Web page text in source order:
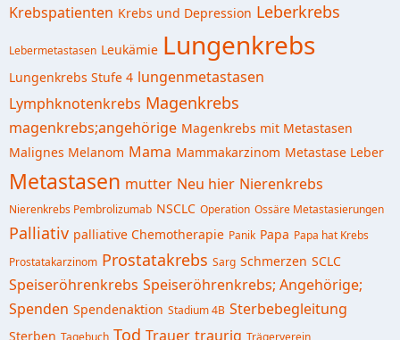
Krebspatienten Krebs und Depression Leberkrebs
Lebermetastasen Leukämie Lungenkrebs
Lungenkrebs Stufe 4 lungenmetastasen
Lymphknotenkrebs Magenkrebs
magenkrebs;angehörige Magenkrebs mit Metastasen
Malignes Melanom Mama Mammakarzinom Metastase Leber
Metastasen mutter Neu hier Nierenkrebs
Nierenkrebs Pembrolizumab NSCLC Operation Ossäre Metastasierungen
Palliativ palliative Chemotherapie Panik Papa Papa hat Krebs
Prostatakarzinom Prostatakrebs Sarg Schmerzen SCLC
Speiseröhrenkrebs Speiseröhrenkrebs; Angehörige;
Spenden Spendenaktion Stadium 4B Sterbebegleitung
Sterben Tagebuch Tod Trauer traurig Trägerverein